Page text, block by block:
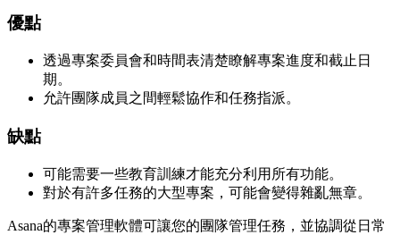
優點
透過專案委員會和時間表清楚瞭解專案進度和截止日
期。
允許團隊成員之間輕鬆協作和任務指派。
缺點
可能需要一些教育訓練才能充分利用所有功能。
對於有許多任務的大型專案，可能會變得雜亂無章。
Asana的專案管理軟體可讓您的團隊管理任務，並協調從日常